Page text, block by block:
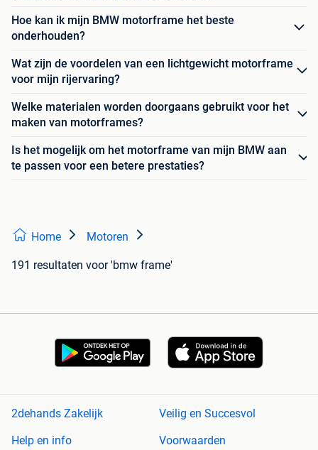
Hoe kan ik mijn BMW motorframe het beste
onderhouden?
Wat zijn de voordelen van een lichtgewicht motorframe
voor mijn rijervaring?
Welke materialen worden doorgaans gebruikt voor het
maken van motorframes?
Is het mogelijk om het motorframe van mijn BMW aan
te passen voor een betere prestaties?
Home Motoren
191 resultaten voor 'bmw frame'
2dehands Zakelijk
Veilig en Succesvol
Help en info
Voorwaarden